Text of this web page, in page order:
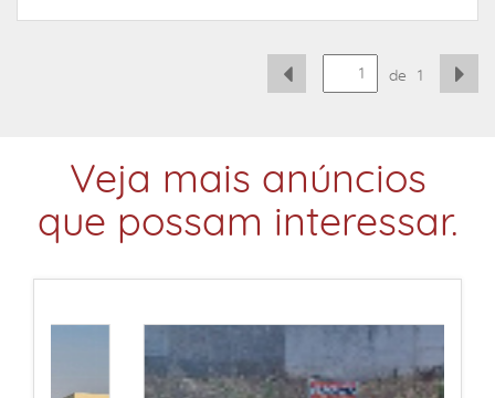
de 1
Veja mais anúncios
que possam interessar.